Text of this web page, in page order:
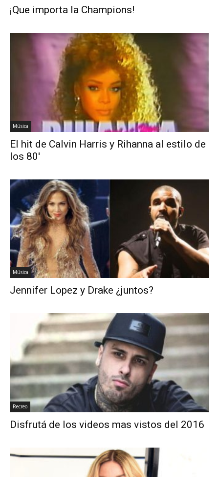
¡Que importa la Champions!
Música
El hit de Calvin Harris y Rihanna al estilo de
los 80′
Música
Jennifer Lopez y Drake ¿juntos?
Recreo
Disfrutá de los videos mas vistos del 2016